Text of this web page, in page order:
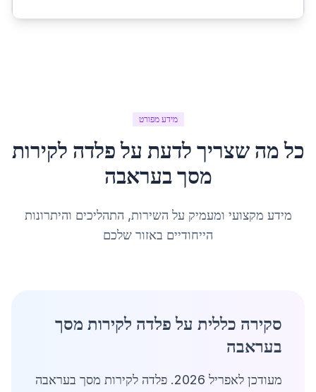
מידע מפורט
כל מה שצריך לדעת עלפלדה לקירות
מסךבעראבה
מידע מקצועי ומעמיק על השירות, התהליכים והיתרונות
הייחודיים באזור שלכם
סקירה כללית על פלדה לקירות מסך
בעראבה
מעודכן לאפריל 2026. פלדה לקירות מסך בעראבה